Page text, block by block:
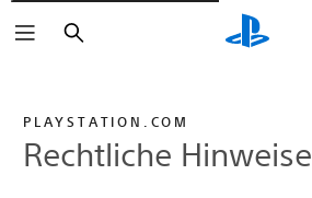
Suchen
PLAYSTATION.COM
Rechtliche Hinweise